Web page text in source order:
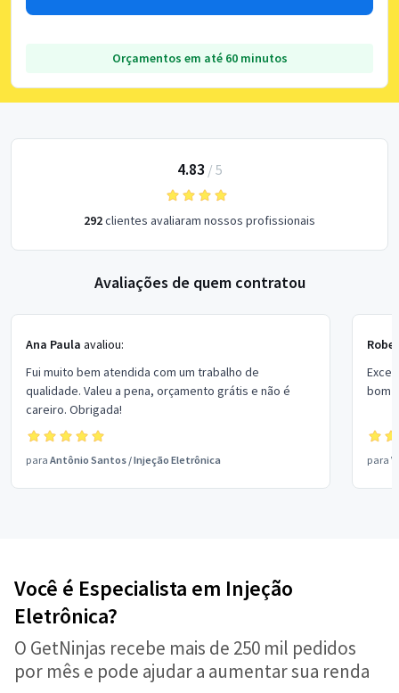
Orçamentos em até 60 minutos
4.83 / 5
292clientes avaliaram nossos profissionais
Avaliações de quem contratou
Ana Paula avaliou:
Fui muito bem atendida com um trabalho de
qualidade. Valeu a pena, orçamento grátis e não é
careiro. Obrigada!
para Antônio Santos /Injeção Eletrônica
bom
para
Você é Especialista em Injeção
Eletrônica?
O GetNinjas recebe mais de 250 mil pedidos
por mês e pode ajudar a aumentar sua renda